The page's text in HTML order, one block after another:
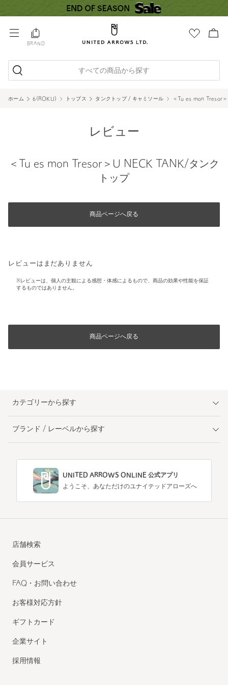
BRAND
すべての商品から探す
ホーム 6(ROKU) トップス タンクトップ / キャミソール ＜Tu es mon Tresor
レビュー
＜Tu es mon Tresor＞U NECK TANK/タンク
トップ
商品ページへ戻る
レビューはまだありません
※レビューは、個人の主観による感想・体感によるもので、商品の効果や性能を保証
するものではありません。
商品ページへ戻る
カテゴリーから探す
ブランド / レーベルから探す
UNITED ARROWS ONLINE 公式アプリ
ようこそ、あなただけのユナイテッドアローズへ
店舗検索
会員サービス
FAQ・お問い合わせ
お客様対応方針
ギフトカード
企業サイト
採用情報